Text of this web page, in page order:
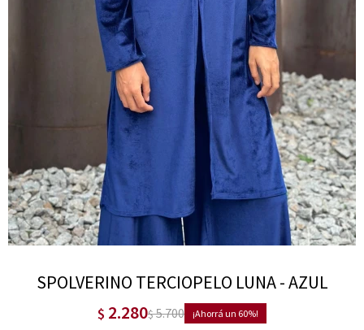
SPOLVERINO TERCIOPELO LUNA - AZUL
$ 2.280$5.700 60